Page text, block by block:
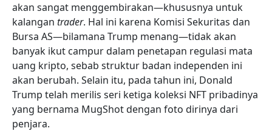
akan sangat menggembirakan—khususnya untuk
kalangan trader. Hal ini karena Komisi Sekuritas dan
Bursa AS—bilamana Trump menang—tidak akan
banyak ikut campur dalam penetapan regulasi mata
uang kripto, sebab struktur badan independen ini
akan berubah. Selain itu, pada tahun ini, Donald
Trump telah merilis seri ketiga koleksi NFT pribadinya
yang bernama MugShot dengan foto dirinya dari
penjara.